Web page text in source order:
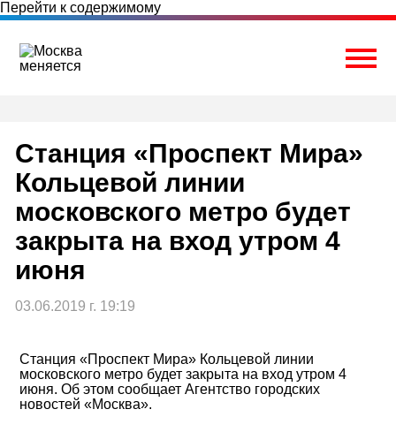
Перейти к содержимому
Станция «Проспект Мира»
Кольцевой линии
московского метро будет
закрыта на вход утром 4
июня
03.06.2019 г. 19:19
Станция «Проспект Мира» Кольцевой линии
московского метро будет закрыта на вход утром 4
июня. Об этом сообщает Агентство городских
новостей «Москва».